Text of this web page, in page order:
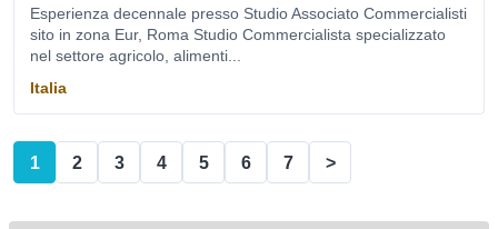
Esperienza decennale presso Studio Associato Commercialisti
sito in zona Eur, Roma Studio Commercialista specializzato
nel settore agricolo, alimenti...
Italia
1 2 3 4 5 6 7 >